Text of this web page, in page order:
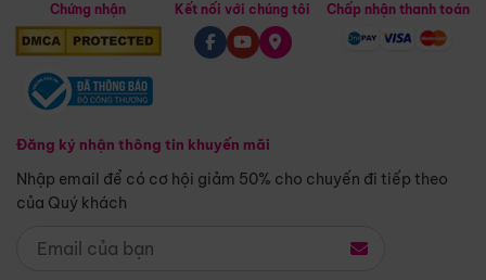
Chứng nhận
Đăng ký nhận thông tin khuyến mãi
Nhập email để có cơ hội giảm 50% cho chuyến đi tiếp theo
của Quý khách
Kết nối với chúng tôi Chấp nhận thanh toán